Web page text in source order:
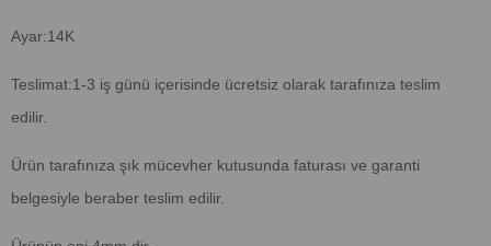
Ayar:14K
Teslimat:1-3 iş günü içerisinde ücretsiz olarak tarafınıza teslim
edilir.
Ürün tarafınıza şık mücevher kutusunda faturası ve garanti
belgesiyle beraber teslim edilir.